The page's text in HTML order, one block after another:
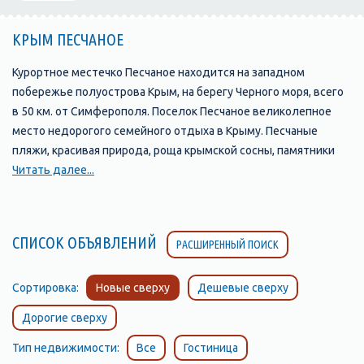
КРЫМ ПЕСЧАНОЕ
Курортное местечко Песчаное находится на западном
побережье полуострова Крым, на берегу Черного моря, всего
в 50 км. от Симферополя. Поселок Песчаное великолепное
место недорогого семейного отдыха в Крыму. Песчаные
пляжи, красивая природа, роща крымской сосны, памятники
археологии, интересный подводный мир привлекают на
детских оздоровительных лагерей, домов отдыха,
пансионатов, кемпингов, много предложений и в частном
пребывания в посёлке. Хорошо подготовленных пляжей из
песка и мелкой гальки, где находится всё необходимое –
начиная от кабинки для переодевания и лавочки, заканчивая
спортивными площадками и теневыми навесами. Отдых в
Читать далее...
СПИСОК ОБЪЯВЛЕНИЙ РАСШИРЕННЫЙ ПОИСК
Сортировка: Новые сверху Дешевые сверху
Дорогие сверху
Тип недвижимости: Все Гостиница